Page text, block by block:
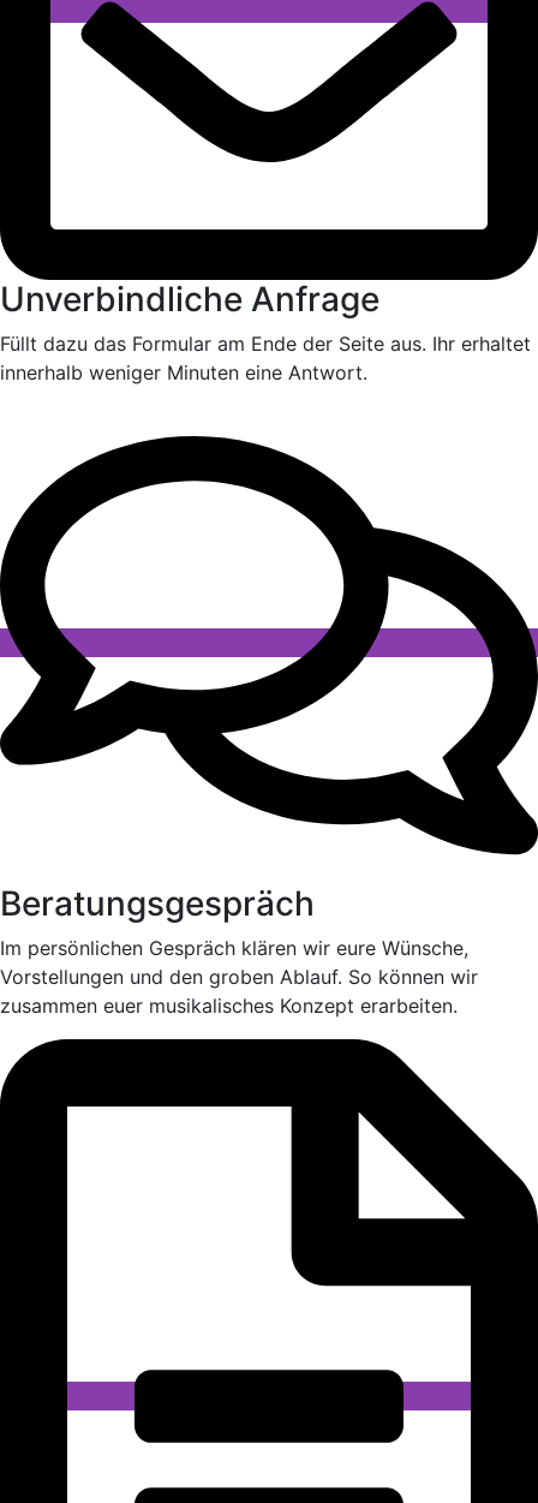
Unverbindliche Anfrage
Füllt dazu das Formular am Ende der Seite aus. Ihr erhaltet
innerhalb weniger Minuten eine Antwort.
Beratungsgespräch
Im persönlichen Gespräch klären wir eure Wünsche,
Vorstellungen und den groben Ablauf. So können wir
zusammen euer musikalisches Konzept erarbeiten.